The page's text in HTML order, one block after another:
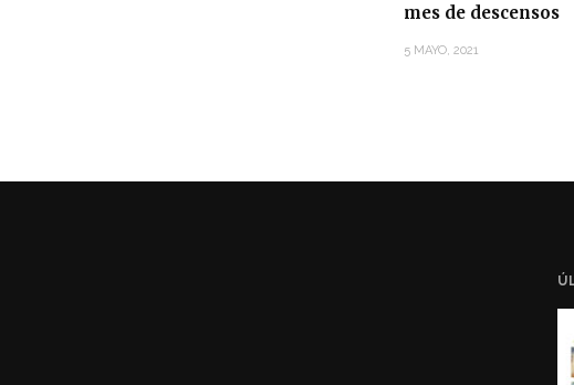
mes de descensos
5 MAYO, 2021